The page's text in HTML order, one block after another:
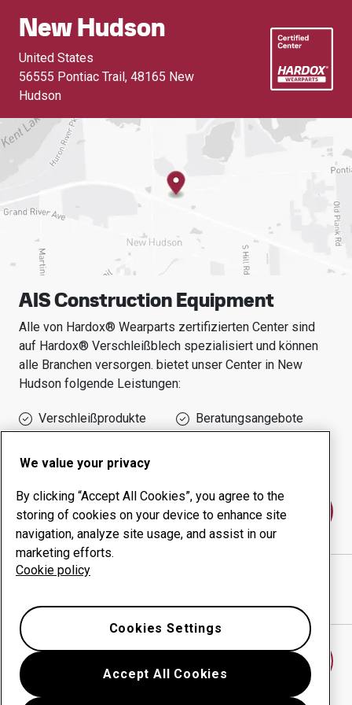
New Hudson
United States
56555 Pontiac Trail, 48165 New
Hudson
AIS Construction Equipment
Alle von Hardox® Wearparts zertifizierten Center sind
auf Hardox® Verschleißblech spezialisiert und können
alle Branchen versorgen. bietet unser Center in New
Hudson folgende Leistungen:
Verschleißprodukte
Beratungsangebote
Betriebszeit
Kontakt
AIS Construction Equipment
We value your privacy
By clicking “Accept All Cookies”, you agree to the
storing of cookies on your device to enhance site
navigation, analyze site usage, and assist in our
marketing efforts.
Cookie policy
Accept All Cookies
Cookies Settings